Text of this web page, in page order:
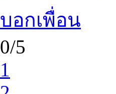
บอกเพื่อน
0/5
1